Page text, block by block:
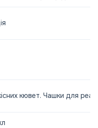
кювет. Чашки для